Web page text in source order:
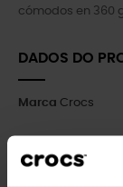
cómodos en 360
DADOS DO
Marca Crocs